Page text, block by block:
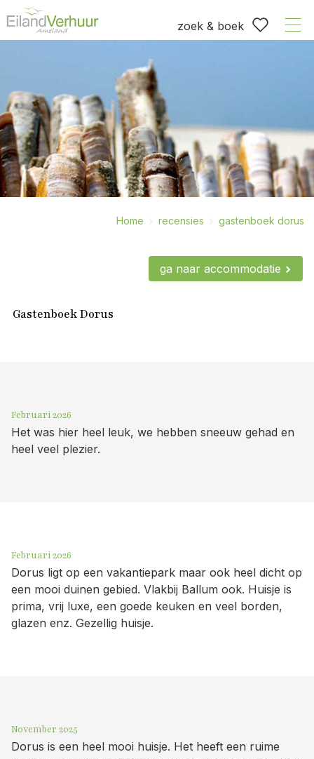
zoek & boek
Home recensies gastenboek dorus
ga naar accommodatie
Gastenboek Dorus
Februari 2026
Het was hier heel leuk, we hebben sneeuw gehad en
heel veel plezier.
Februari 2026
Dorus ligt op een vakantiepark maar ook heel dicht op
een mooi duinen gebied. Vlakbij Ballum ook. Huisje is
prima, vrij luxe, een goede keuken en veel borden,
glazen enz. Gezellig huisje.
November 2025
Dorus is een heel mooi huisje. Het heeft een ruime